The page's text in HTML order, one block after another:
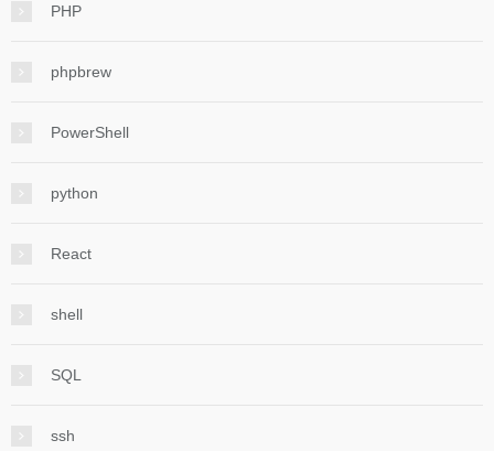
PHP
phpbrew
PowerShell
python
React
shell
SQL
ssh